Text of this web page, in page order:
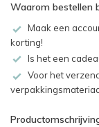
Waarom bestellen
Maak een
korting!
Is het een
Voor het